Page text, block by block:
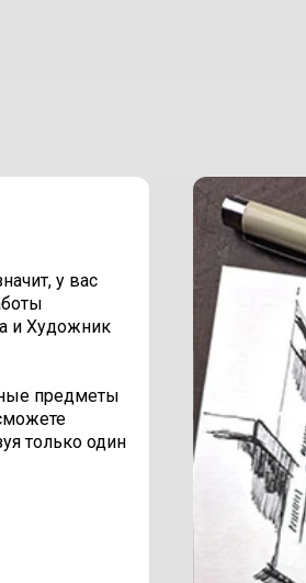
у вас
и Художник
предметы
только один